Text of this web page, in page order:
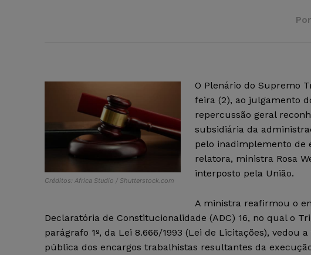
Por
Créditos: Africa Studio / Shutterstock.com
O Plenário do Supremo
feira (2), ao julgamento
repercussão geral
subsidiária da
pelo inadimplemento de
relatora, ministra Rosa
interposto pela União.
A ministra reafirmou o
Declaratória de Constitucionalidade (ADC) 16, no qual o
parágrafo 1º, da Lei 8.666/1993 (Lei de Licitações),
pública dos encargos trabalhistas resultantes da